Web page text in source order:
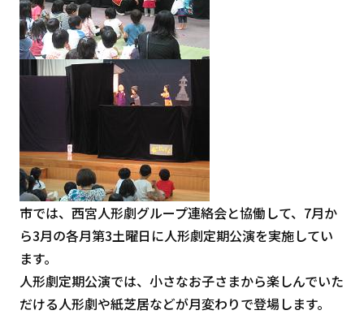
市では、西宮人形劇グループ連絡会と協働して、7月か
ら3月の各月第3土曜日に人形劇定期公演を実施してい
ます。
人形劇定期公演では、小さなお子さまから楽しんでいた
だける人形劇や紙芝居などが月変わりで登場します。